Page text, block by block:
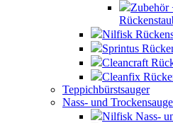
Zubehör
Nilfisk
Sprintus
Cleancraft
Cleanfix
Teppichbürstsauger
Nass- und
Nilfisk Nass-